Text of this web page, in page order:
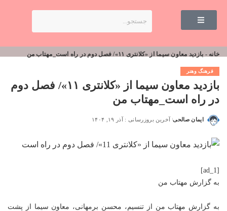
خانه - بازدید معاون سیما از «کلانتری ۱۱»/ فصل دوم در راه است_مهتاب من
فرهنگ وهنر
بازدید معاون سیما از «کلانتری ۱۱»/ فصل دوم
در راه است_مهتاب من
ایمان صالحی آخرین بروزرسانی : آذر ۱۹, ۱۴۰۴
[ad_1]
به گزارش مهتاب من
به گزارش مهتاب من از تنسیم، محسن برمهانی، معاون سیما از پشت